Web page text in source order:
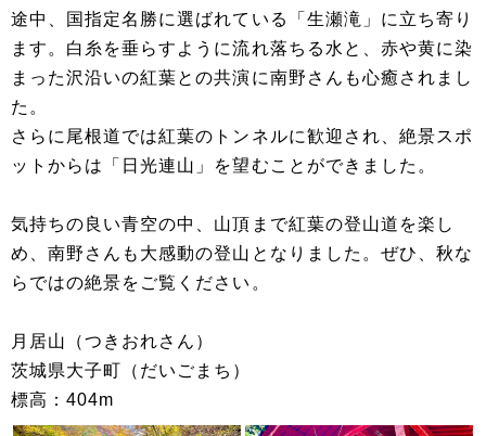
途中、国指定名勝に選ばれている「生瀬滝」に立ち寄り
ます。白糸を垂らすように流れ落ちる水と、赤や黄に染
まった沢沿いの紅葉との共演に南野さんも心癒されまし
た。
さらに尾根道では紅葉のトンネルに歓迎され、絶景スポ
ットからは「日光連山」を望むことができました。
気持ちの良い青空の中、山頂まで紅葉の登山道を楽し
め、南野さんも大感動の登山となりました。ぜひ、秋な
らではの絶景をご覧ください。
月居山（つきおれさん）
茨城県大子町（だいごまち）
標高：404m